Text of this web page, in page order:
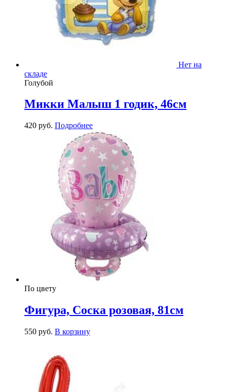
Нет на
складе
Голубой
Микки Малыш 1 годик, 46см
420 руб. Подробнее
По цвету
Фигура, Соска розовая, 81см
550 руб. В корзину